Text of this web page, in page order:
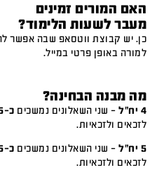
האם המורים זמינים
מעבר לשעות הלימוד?
כן. יש קבוצת ווטסאפ שבה אפשר
למורה באופן פרטי במייל.
מה מבנה הבחינה?
4 יח"ל – שני השאלונים נמשכים כ-5.5 שעות
לזכאים ולזכאיות.
5 יח"ל – שני השאלונים נמשכים כ-5.5 שעות
לזכאים ולזכאיות.